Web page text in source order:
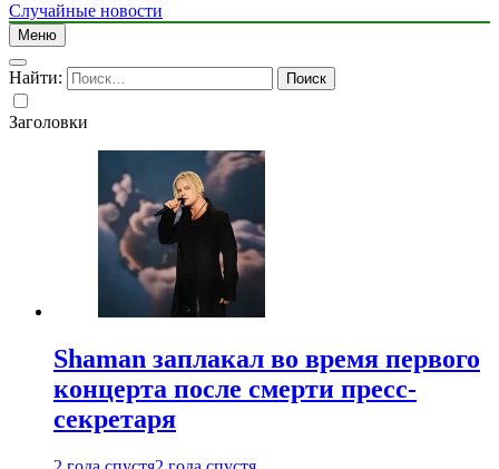
Случайные новости
Меню
Найти:
Заголовки
Shaman заплакал во время первого
концерта после смерти пресс-
секретаря